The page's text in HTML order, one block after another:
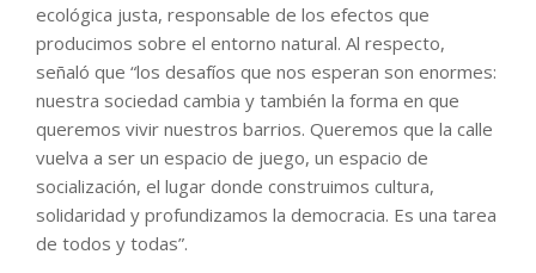
ecológica justa, responsable de los efectos que
producimos sobre el entorno natural. Al respecto,
señaló que “los desafíos que nos esperan son enormes:
nuestra sociedad cambia y también la forma en que
queremos vivir nuestros barrios. Queremos que la calle
vuelva a ser un espacio de juego, un espacio de
socialización, el lugar donde construimos cultura,
solidaridad y profundizamos la democracia. Es una tarea
de todos y todas”.